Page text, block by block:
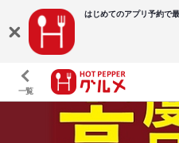
はじめてのアプリ予約で
一覧